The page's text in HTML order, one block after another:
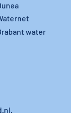
water